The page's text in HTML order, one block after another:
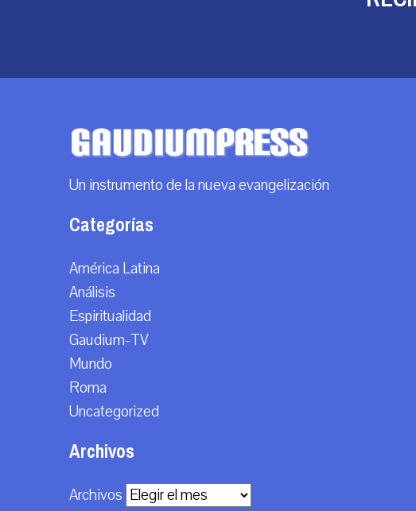
Un instrumento de la nueva evangelización
Categorías
América Latina
Análisis
Espiritualidad
Gaudium-TV
Mundo
Roma
Uncategorized
Archivos
Archivos